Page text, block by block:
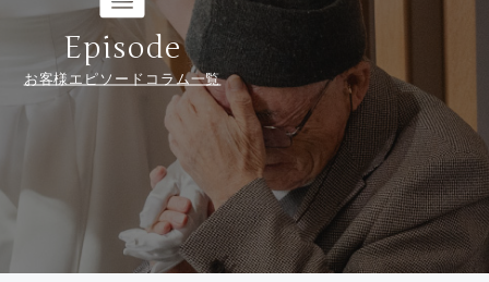
Episode
お客様エピソードコラム一覧